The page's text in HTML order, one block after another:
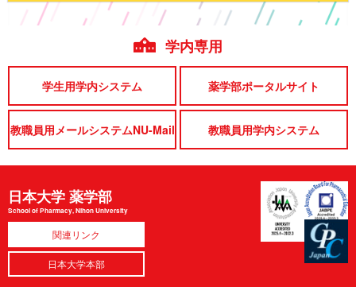
学内専用
学生用学内システム 薬学部ポータルサイト
教職員用メールシステムNU-Mail 教職員用学内システム
日本大学 薬学部
School of Pharmacy, Nihon University
関連リンク
日本大学本部